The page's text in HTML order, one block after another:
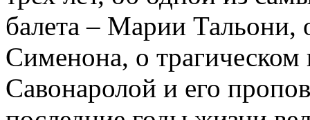
балета – Марии
Сименона, о трагическом
Савонаролой и его